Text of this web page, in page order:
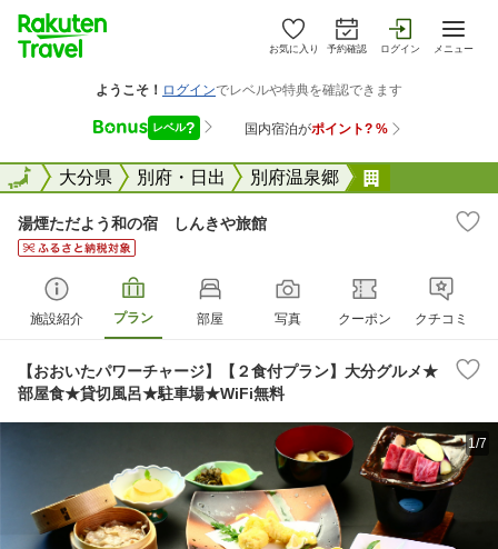
お気に入り 予約確認 ログイン メニュー
全国大分県 別府・日出 別府温泉郷
全国
湯煙ただよう和の宿 しんきや旅館
施設紹介 プラン 部屋 写真 クーポン クチコミ
【おおいたパワーチャージ】【２食付プラン】大分グルメ★
部屋食★貸切風呂★駐車場★WiFi無料
1/7